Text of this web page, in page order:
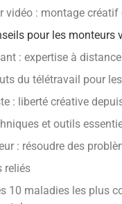
vidéo : montage créatif
pour les monteurs
: expertise à distance
du télétravail pour
: liberté créative
et outils
: résoudre des
reliés
10 maladies les plus